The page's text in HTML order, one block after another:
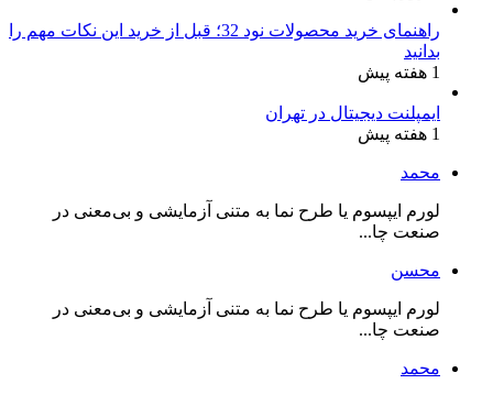
راهنمای خرید محصولات نود 32؛ قبل از خرید این نکات مهم را
بدانید
1 هفته پیش
ایمپلنت دیجیتال در تهران
1 هفته پیش
محمد
لورم ایپسوم یا طرح‌ نما به متنی آزمایشی و بی‌معنی در
صنعت چا...
محسن
لورم ایپسوم یا طرح‌ نما به متنی آزمایشی و بی‌معنی در
صنعت چا...
محمد